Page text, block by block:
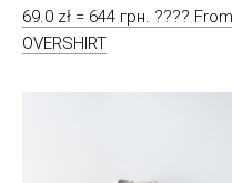
69.0 zł = 644 грн. ????
OVERSHIRT